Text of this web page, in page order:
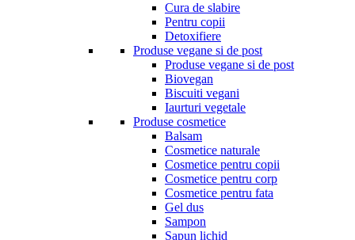
Cura de slabire
Pentru copii
Detoxifiere
Produse vegane si de post
Produse vegane si de post
Biovegan
Biscuiti vegani
Iaurturi vegetale
Produse cosmetice
Balsam
Cosmetice naturale
Cosmetice pentru copii
Cosmetice pentru corp
Cosmetice pentru fata
Gel dus
Sampon
Sapun lichid